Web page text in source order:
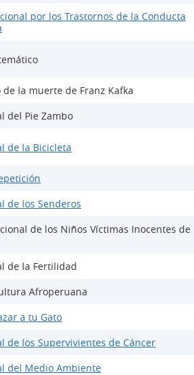
por los Trastornos de la Conducta
la muerte de Franz Kafka
del Pie Zambo
de la Bicicleta
de los Senderos
de los Niños Víctimas Inocentes de
de la Fertilidad
Afroperuana
a tu Gato
de los Supervivientes de Cáncer
del Medio Ambiente